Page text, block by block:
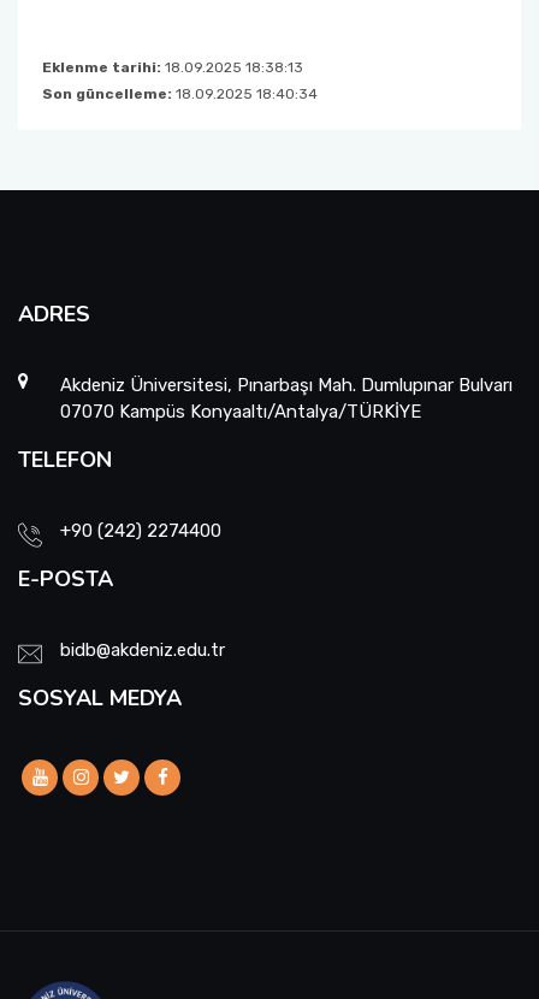
Eklenme tarihi: 18.09.2025 18:38:13
Son güncelleme: 18.09.2025 18:40:34
ADRES
Akdeniz Üniversitesi, Pınarbaşı Mah. Dumlupınar Bulvarı
07070 Kampüs Konyaaltı/Antalya/TÜRKİYE
TELEFON
+90 (242) 2274400
E-POSTA
bidb@akdeniz.edu.tr
SOSYAL MEDYA